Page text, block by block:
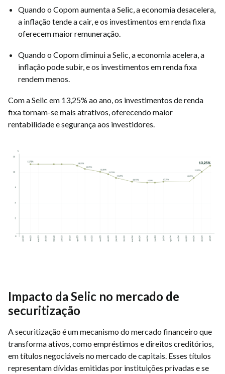
Quando o Copom aumenta a Selic, a economia desacelera,
a inflação tende a cair, e os investimentos em renda fixa
oferecem maior remuneração.
Quando o Copom diminui a Selic, a economia acelera, a
inflação pode subir, e os investimentos em renda fixa
rendem menos.
Com a Selic em 13,25% ao ano, os investimentos de renda
fixa tornam-se mais atrativos, oferecendo maior
rentabilidade e segurança aos investidores.
Impacto da Selic no mercado de
securitização
A securitização é um mecanismo do mercado financeiro que
transforma ativos, como empréstimos e direitos creditórios,
em títulos negociáveis no mercado de capitais. Esses títulos
representam dívidas emitidas por instituições privadas e se